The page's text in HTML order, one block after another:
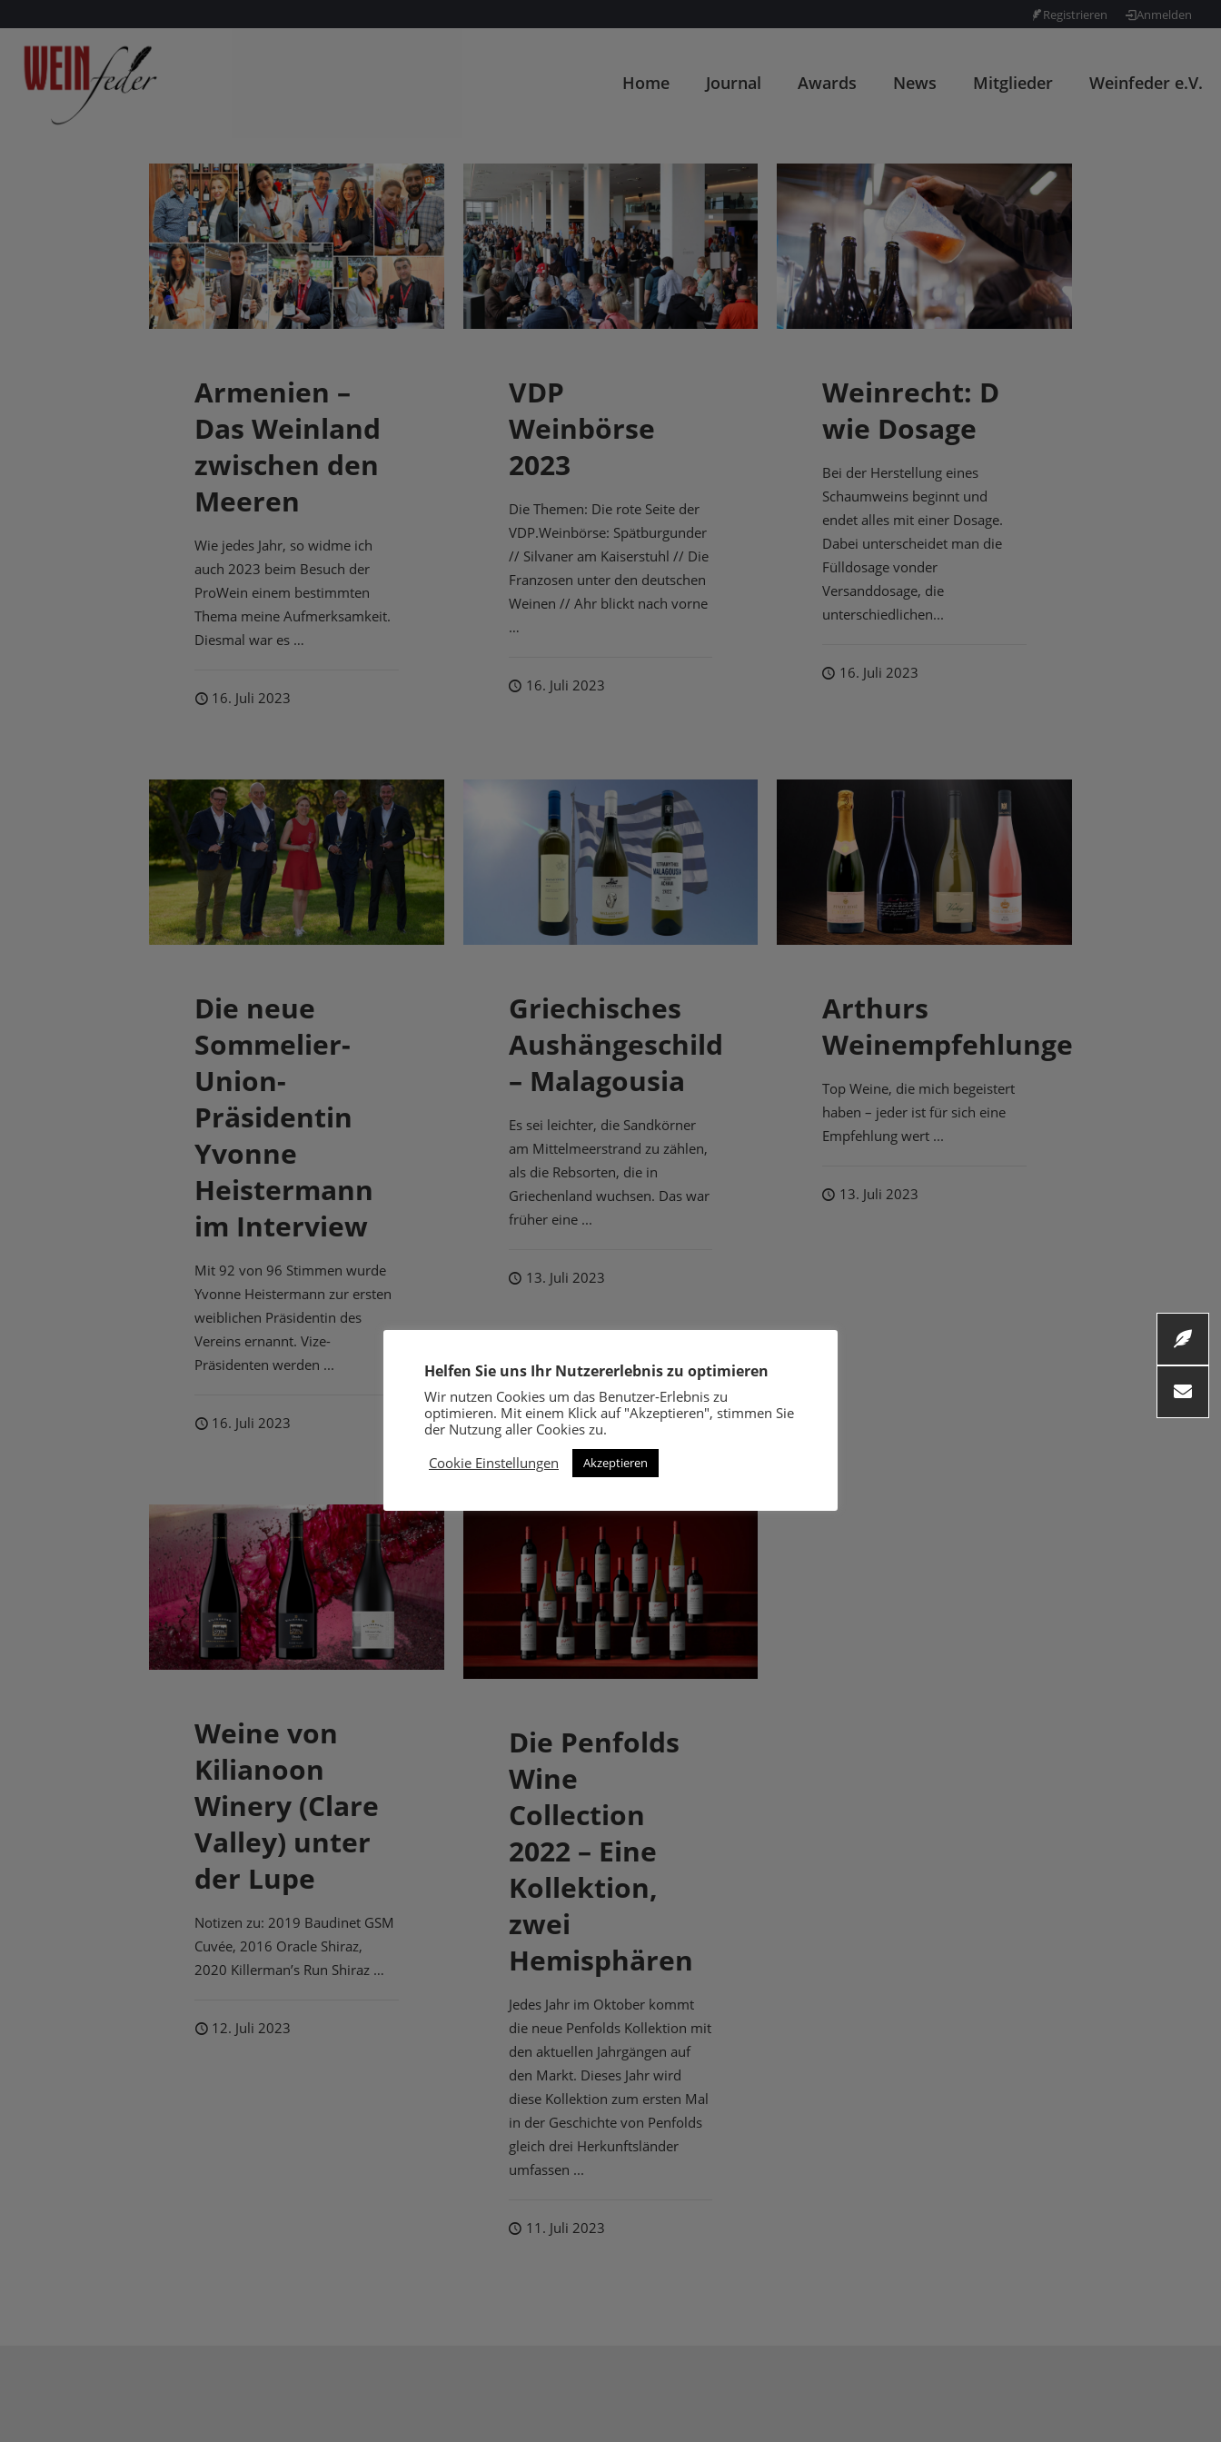
Registrieren Anmelden
Home Journal Awards News Mitglieder Weinfeder e.V.
Armenien –
Das Weinland
zwischen den
Meeren
Wie jedes Jahr, so widme ich
auch 2023 beim Besuch der
ProWein einem bestimmten
Thema meine Aufmerksamkeit.
Diesmal war es …
16. Juli 2023
VDP
Weinbörse
2023
Die Themen: Die rote Seite der
VDP.Weinbörse: Spätburgunder
// Silvaner am Kaiserstuhl // Die
Franzosen unter den deutschen
Weinen // Ahr blickt nach vorne
…
16. Juli 2023
Weinrecht: D
wie Dosage
Bei der Herstellung eines
Schaumweins beginnt und
endet alles mit einer Dosage.
Dabei unterscheidet man die
Fülldosage vonder
Versanddosage, die
unterschiedlichen...
16. Juli 2023
Die neue
Sommelier-
Union-
Präsidentin
Yvonne
Heistermann
im Interview
Mit 92 von 96 Stimmen wurde
Yvonne Heistermann zur ersten
weiblichen Präsidentin des
Vereins ernannt. Vize-
Präsidenten werden ...
16. Juli 2023
Griechisches
Aushängeschild
– Malagousia
Es sei leichter, die Sandkörner
am Mittelmeerstrand zu zählen,
als die Rebsorten, die in
Griechenland wuchsen. Das war
früher eine ...
13. Juli 2023
Arthurs
Weinempfehlungen
Top Weine, die mich begeistert
haben – jeder ist für sich eine
Empfehlung wert ...
13. Juli 2023
Weine von
Kilianoon
Winery (Clare
Valley) unter
der Lupe
Notizen zu: 2019 Baudinet GSM
Cuvée, 2016 Oracle Shiraz,
2020 Killerman’s Run Shiraz …
12. Juli 2023
Die Penfolds
Wine
Collection
2022 – Eine
Kollektion,
zwei
Hemisphären
Jedes Jahr im Oktober kommt
die neue Penfolds Kollektion mit
den aktuellen Jahrgängen auf
den Markt. Dieses Jahr wird
diese Kollektion zum ersten Mal
in der Geschichte von Penfolds
gleich drei Herkunftsländer
umfassen ...
11. Juli 2023
Helfen Sie uns Ihr Nutzererlebnis zu optimieren
Wir nutzen Cookies um das Benutzer-Erlebnis zu
optimieren. Mit einem Klick auf "Akzeptieren", stimmen Sie
der Nutzung aller Cookies zu.
Cookie Einstellungen
Akzeptieren